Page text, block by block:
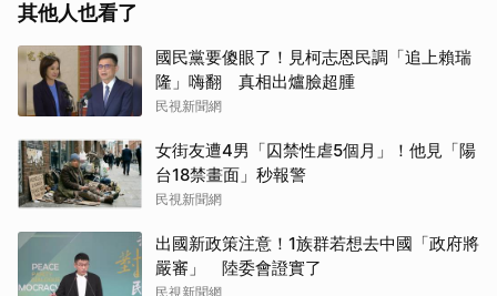
其他人也看了
國民黨要傻眼了！見柯志恩民調「追上賴瑞
隆」嗨翻 真相出爐臉超腫
民視新聞網
女街友遭4男「囚禁性虐5個月」！他見「陽
台18禁畫面」秒報警
民視新聞網
出國新政策注意！1族群若想去中國「政府將
嚴審」 陸委會證實了
民視新聞網